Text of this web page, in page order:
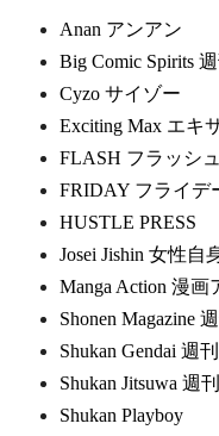
Anan アンアン
Big Comic Spirits
Cyzo サイゾー
Exciting Max エキ
FLASH フラッシュ
FRIDAY フライデ
HUSTLE PRESS
Josei Jishin 女性自
Manga Action 漫画
Shonen Magazine
Shukan Gendai 週
Shukan Jitsuwa 週
Shukan Playboy